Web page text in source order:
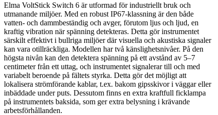
Elma VoltStick Switch 6 är utformad för industriellt bruk och
utmanande miljöer. Med en robust IP67-klassning är den både
vatten- och dammbeständig och avger, förutom ljus och ljud, en
kraftig vibration när spänning detekteras. Detta gör instrumentet
särskilt effektivt i bullriga miljöer där visuella och akustiska signaler
kan vara otillräckliga. Modellen har två känslighetsnivåer. På den
högsta nivån kan den detektera spänning på ett avstånd av 5–7
centimeter från ett uttag, och instrumentet signalerar till och med
variabelt beroende på fältets styrka. Detta gör det möjligt att
lokalisera strömförande kablar, t.ex. bakom gipsskivor i väggar eller
inbäddade under puts. Dessutom finns en extra kraftfull ficklampa
på instrumentets baksida, som ger extra belysning i krävande
arbetsförhållanden.